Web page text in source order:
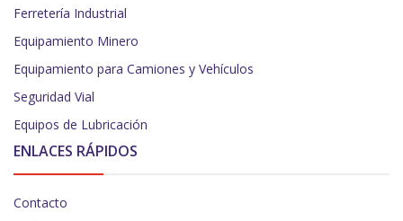
Ferretería Industrial
Equipamiento Minero
Equipamiento para Camiones y Vehículos
Seguridad Vial
Equipos de Lubricación
ENLACES RÁPIDOS
Contacto